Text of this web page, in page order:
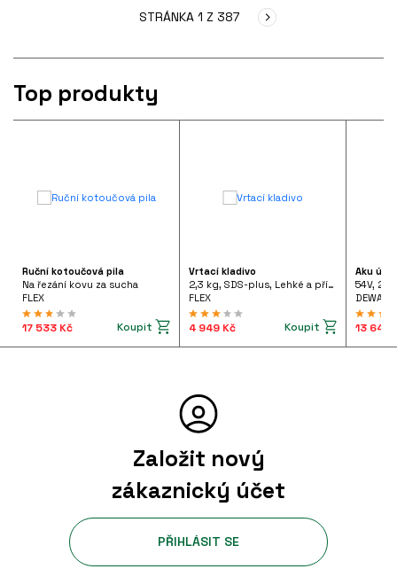
STRÁNKA 1 Z 387
Top produkty
Ruční kotoučová pila
Na řezání kovu za sucha
FLEX
17 533 Kč Koupit
Vrtací kladivo
2,3 kg, SDS-plus, Lehké a příruční vrtací kladivo 710 W pistolového tvaru, FHE 2-22 SDS-plus 230/CEE
FLEX
4 949 Kč Koupit
Aku
54V,
DEWALT
13 642
Založit nový
zákaznický účet
PŘIHLÁSIT SE